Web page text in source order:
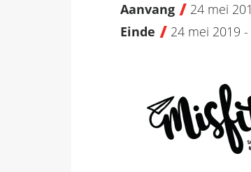
Aanvang
24 mei
Einde
24 mei 2019